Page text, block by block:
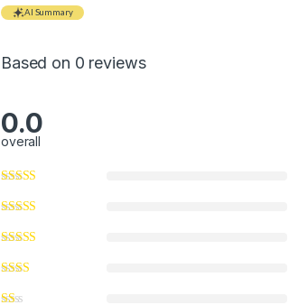
AI Summary
Based on 0 reviews
0.0
overall